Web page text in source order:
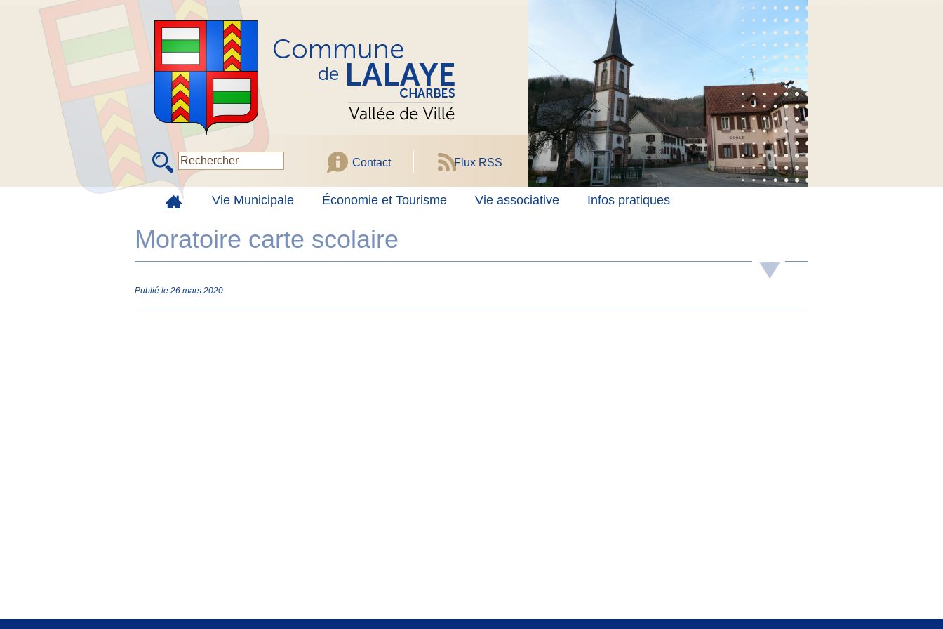
Contact Flux RSS
Vie Municipale Économie et Tourisme Vie associative Infos pratiques
Moratoire carte scolaire
Publié le 26 mars 2020